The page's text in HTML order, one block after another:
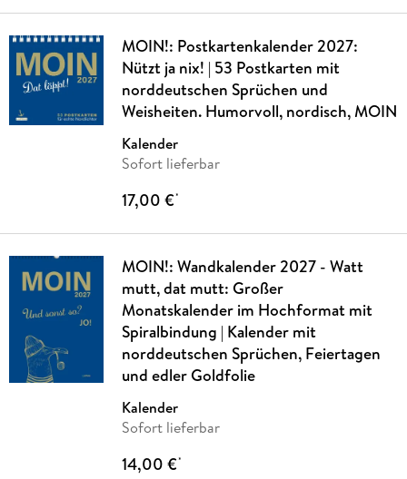
MOIN!: Postkartenkalender 2027:
Nützt ja nix! | 53 Postkarten mit
norddeutschen Sprüchen und
Weisheiten. Humorvoll, nordisch, MOIN
Kalender
Sofort lieferbar
17,00 €*
MOIN!: Wandkalender 2027 - Watt
mutt, dat mutt: Großer
Monatskalender im Hochformat mit
Spiralbindung | Kalender mit
norddeutschen Sprüchen, Feiertagen
und edler Goldfolie
Kalender
Sofort lieferbar
14,00 €*